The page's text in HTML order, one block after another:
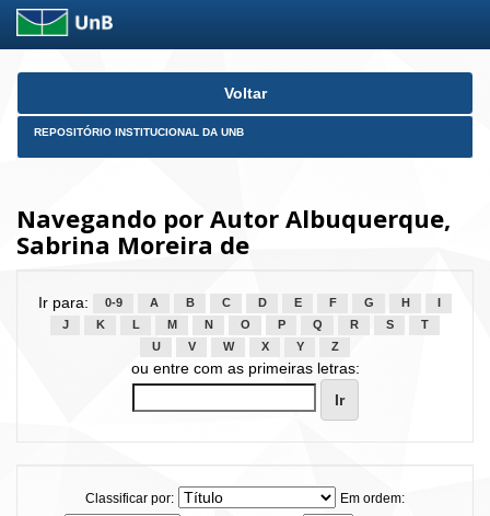
Skip
Voltar
REPOSITÓRIO INSTITUCIONAL DA UNB
Navegando por Autor Albuquerque,
Sabrina Moreira de
Ir para: 0-9 A B C D E F G H
J
K L M N O P Q R S
T
U
V W X Y Z
ou entre com as primeiras letras:
Classificar por:
Em ordem: